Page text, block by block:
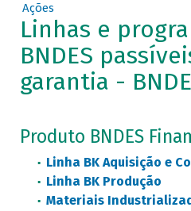
Ações
Linhas e
BNDES
garantia -
Produto BNDES
Linha BK Aquisição e
Linha BK Produção
Materiais